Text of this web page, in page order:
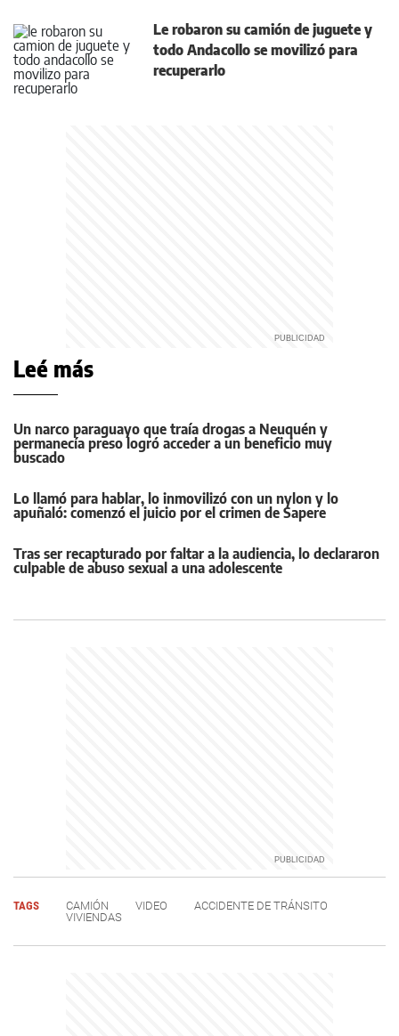
Le robaron su camión de juguete y
todo Andacollo se movilizó para
recuperarlo
Leé más
Un narco paraguayo que traía drogas a Neuquén y
permanecía preso logró acceder a un beneficio muy
buscado
Lo llamó para hablar, lo inmovilizó con un nylon y lo
apuñaló: comenzó el juicio por el crimen de Sapere
Tras ser recapturado por faltar a la audiencia, lo declararon
culpable de abuso sexual a una adolescente
TAGS CAMIÓN VIDEO
ACCIDENTE DE TRÁNSITO
VIVIENDAS